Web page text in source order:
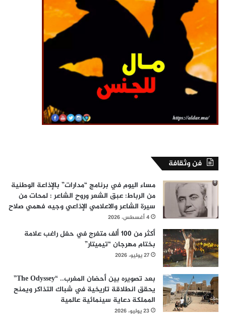
فن وثقافة
مساء اليوم في برنامج “مدارات” بالإذاعة الوطنية
من الرباط: عبق الشعر وروح الشاعر : لمحات من
سيرة الشاعر والاعلامي الإذاعي وجيه فهمي صلاح
4 أغسطس، 2026
أكثر من 100 ألف متفرج في حفل راغب علامة
بختام مهرجان “تيميتار”
27 يوليو، 2026
بعد تصويره بين أحضان المغرب.. “The Odyssey”
يحقق انطلاقة تاريخية في شباك التذاكر ويمنح
المملكة دعاية سينمائية عالمية
23 يوليو، 2026